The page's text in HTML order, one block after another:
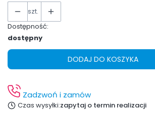
szt.
Dostępność:
dostępny
DODAJ DO KOSZYKA
Zadzwoń i zamów
Czas wysyłki:zapytaj o termin realizacji